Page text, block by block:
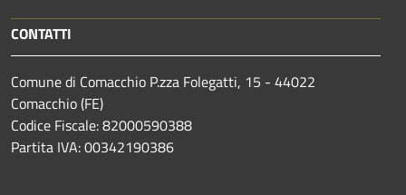
CONTATTI
Comune di Comacchio P.zza Folegatti, 15 - 44022
Comacchio (FE)
Codice Fiscale: 82000590388
Partita IVA: 00342190386